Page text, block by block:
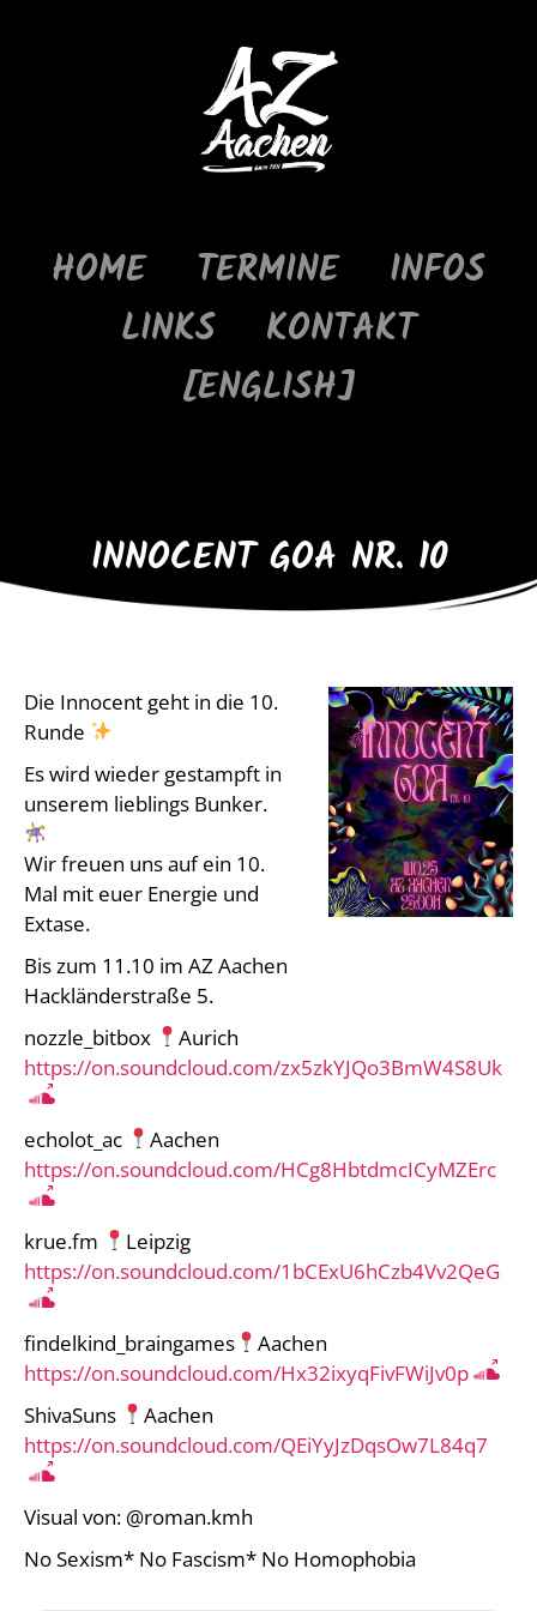
HOME TERMINE
INFOS
LINKS
KONTAKT
[ENGLISH]
INNOCENT GOA NR. 10
Die Innocent geht in die 10.
Runde
Es wird wieder gestampft in
unserem lieblings Bunker.
Wir freuen uns auf ein 10.
Mal mit euer Energie und
Extase.
Bis zum 11.10 im AZ Aachen
Hackländerstraße 5.
nozzle_bitbox
Aurich
https://on.soundcloud.com/zx5zkYJQo3BmW4S8Uk
echolot_ac
Aachen
https://on.soundcloud.com/HCg8HbtdmcICyMZErc
krue.fm
Leipzig
https://on.soundcloud.com/1bCExU6hCzb4Vv2QeG
findelkind_braingames
Aachen
https://on.soundcloud.com/Hx32ixyqFivFWiJv0p
ShivaSuns
Aachen
https://on.soundcloud.com/QEiYyJzDqsOw7L84q7
Visual von: @roman.kmh
No Sexism* No Fascism* No Homophobia